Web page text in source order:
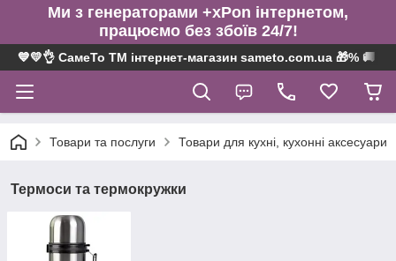
Ми з генераторами +xPon інтернетом,
працюємо без збоїв 24/7!
💙💛👌 СамеТо ТМ інтернет-магазин sameto.com.ua 🎁% 🚚 ⤵
Товари та послуги Товари для кухні, кухонні аксесуари
Термоси та термокружки